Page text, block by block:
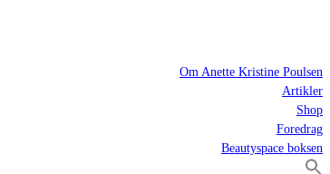
Om Anette Kristine Poulsen
Artikler
Shop
Foredrag
Beautyspace boksen